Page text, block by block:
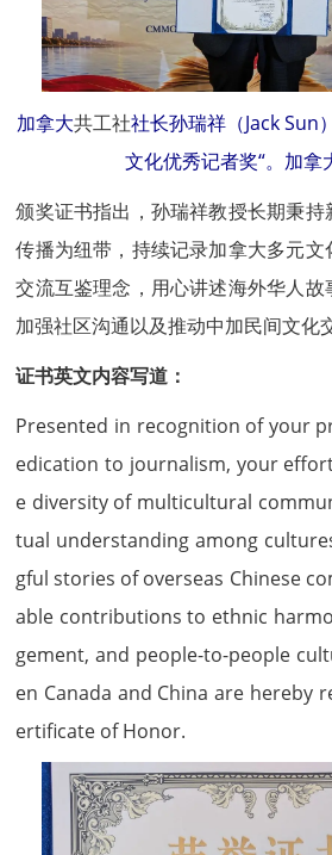
加拿大共工社社长孙瑞祥（Jack Sun
文化优秀记者奖“。加拿
颁奖证书指出，孙瑞祥教授长期秉
传播为纽带，持续记录加拿大多元
交流互鉴理念，用心讲述海外华人故
加强社区沟通以及推动中加民间文化
证书英文内容写道：
Presented in recognition of your
edication to journalism, your
e diversity of multicultural
tual understanding among
gful stories of overseas Chinese
able contributions to ethnic
gement, and people-to-people
en Canada and China are hereby
ertificate of Honor.